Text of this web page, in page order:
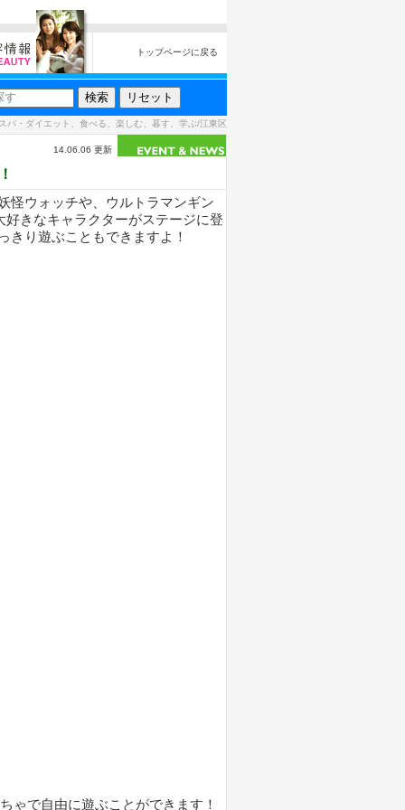
トップページに戻る
パ・ダイエット、食べる、楽しむ、暮す、学ぶ/江東区
14.06.06 更新
怪ウォッチや、ウルトラマンギン
きなキャラクターがステージに登
きり遊ぶこともできますよ！
ゃで自由に遊ぶことができます！